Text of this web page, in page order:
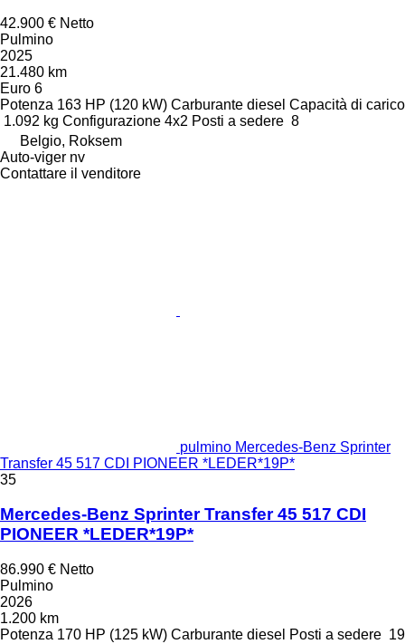
42.900 € Netto
Pulmino
2025
21.480 km
Euro 6
Potenza 163 HP (120 kW) Carburante diesel Capacità di carico
1.092 kg Configurazione 4x2 Posti a sedere 8
Belgio, Roksem
Auto-viger nv
Contattare il venditore
pulmino Mercedes-Benz Sprinter
Transfer 45 517 CDI PIONEER *LEDER*19P*
35
Mercedes-Benz Sprinter Transfer 45 517 CDI
PIONEER *LEDER*19P*
86.990 € Netto
Pulmino
2026
1.200 km
Potenza 170 HP (125 kW) Carburante diesel Posti a sedere 19